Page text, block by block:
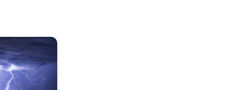
услови. Известувања за бурa. . .